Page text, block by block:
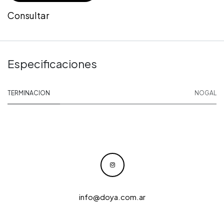
Consultar
Especificaciones
TERMINACION NOGAL
info@doya.com.ar